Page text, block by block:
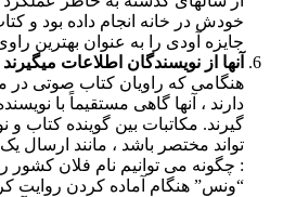
خودش در خانه انجام داده بود و
جایزه آودی را به عنوان بهترین
آنها از نویسندگان اطلاعات میگیرند
هنگامی که راویان کتاب صوتی در
دارند ، آنها گاهی مستقیماً با
گیرند. مکاتبات بین گوینده کتاب و
تواند مختصر باشد ، مانند ارسال
: چگونه می توانیم نام فلان کشور
“ونس” هنگام آماده کردن روایت